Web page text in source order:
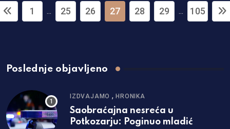
1 ... 25 26 27 28 29 ... 105
Poslednje objavljeno
IZDVAJAMO ,HRONIKA
Saobraćajna nesreća u
Potkozarju: Poginuo mladić